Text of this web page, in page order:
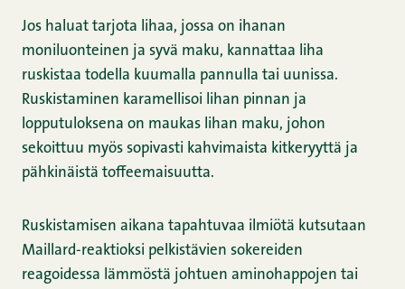
Jos haluat tarjota lihaa, jossa on ihanan
moniluonteinen ja syvä maku, kannattaa liha
ruskistaa todella kuumalla pannulla tai uunissa.
Ruskistaminen karamellisoi lihan pinnan ja
lopputuloksena on maukas lihan maku, johon
sekoittuu myös sopivasti kahvimaista kitkeryyttä ja
pähkinäistä toffeemaisuutta.
Ruskistamisen aikana tapahtuvaa ilmiötä kutsutaan
Maillard-reaktioksi pelkistävien sokereiden
reagoidessa lämmöstä johtuen aminohappojen tai